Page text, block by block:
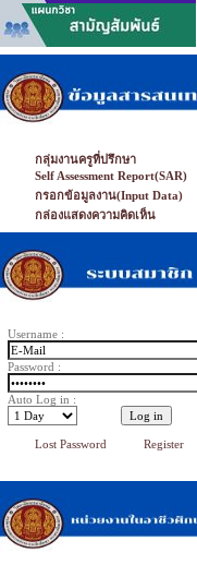
กลุ่มงานครูที่ปรึกษา
Self Assessment Report(SAR)
กรอกข้อมูลงาน(Input Data)
กล่องแสดงความคิดเห็น
Username :
Password :
Auto Log in :
Lost Password Register